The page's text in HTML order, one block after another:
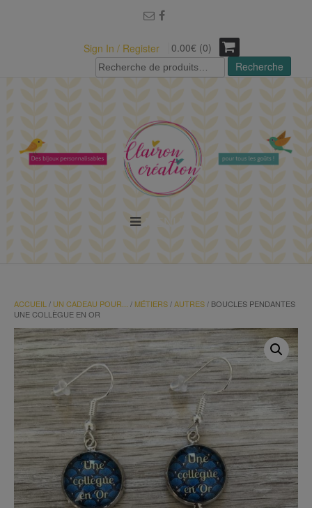
Sign In / Register
0.00€ (0)
Recherche
pour :
Recherche
ACCUEIL / UN CADEAU POUR... / MÉTIERS/AUTRES/ BOUCLES PENDANTES
UNE COLLÈGUE EN OR